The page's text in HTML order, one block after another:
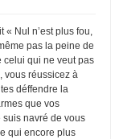
Nul n’est plus fou,
pas la peine de
celui qui ne veut pas
vous réussicez à
déffendre la
que vos
navré de vous
qui encore plus